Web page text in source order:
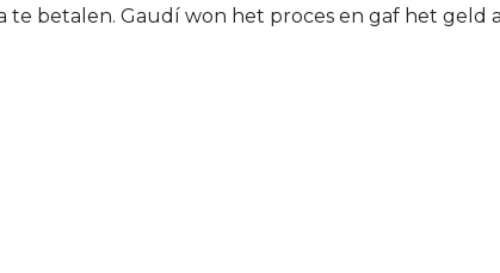
te betalen. Gaudí won het proces en gaf het geld